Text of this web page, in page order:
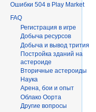
Ошибки 504 в Play Market
FAQ
Регистрация в игре
Добыча ресурсов
Добыча и вывод трития
Постройка зданий на
астероиде
Вторичныe астероиды
Hаука
Арена, бои и опыт
Облако Оорта
Другие вопросы